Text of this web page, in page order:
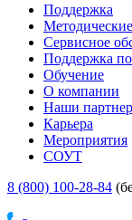
Поддержка
Сервисное
Поддержка
Обучение
О компании
Наши
Карьера
Мероприятия
СОУТ
8 (800) 100-28-84